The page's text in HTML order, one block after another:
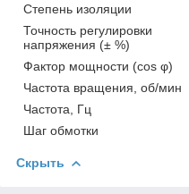
Степень изоляции
Точность регулировки
напряжения (± %)
Фактор мощности (cos φ)
Частота вращения, об/мин
Частота, Гц
Шаг обмотки
Скрыть